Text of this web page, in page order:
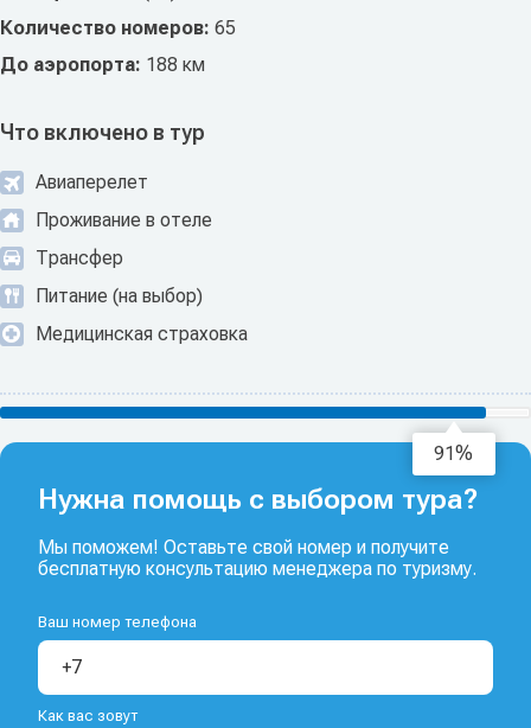
Количество номеров: 65
До аэропорта: 188 км
Что включено в тур
Авиаперелет
Проживание в отеле
Трансфер
Питание (на выбор)
Медицинская страховка
93%
Нужна помощь с выбором тура?
Мы поможем! Оставьте свой номер и получите
бесплатную консультацию менеджера по туризму.
Ваш номер телефона
Как вас зовут